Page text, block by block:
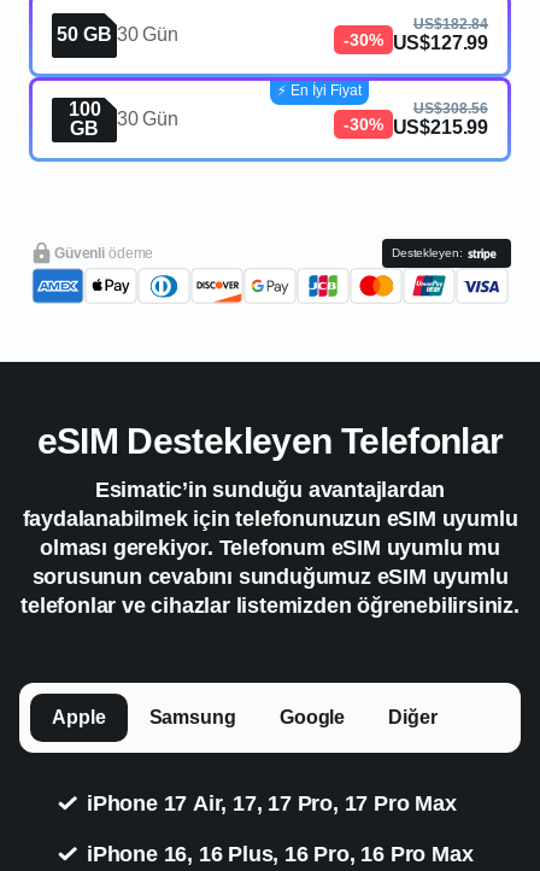
50 GB 30 Gün -30%
US$182.84
US$127.99
100
GB
30 Gün -30%
US$308.56
US$215.99
⚡️ En İyi Fiyat
Güvenli ödeme Destekleyen:
eSIM Destekleyen Telefonlar
Esimatic’in sunduğu avantajlardan
faydalanabilmek için telefonunuzun eSIM uyumlu
olması gerekiyor. Telefonum eSIM uyumlu mu
sorusunun cevabını sunduğumuz eSIM uyumlu
telefonlar ve cihazlar listemizden öğrenebilirsiniz.
Apple Samsung Google Diğer
iPhone 17 Air, 17, 17 Pro, 17 Pro Max
iPhone 16, 16 Plus, 16 Pro, 16 Pro Max